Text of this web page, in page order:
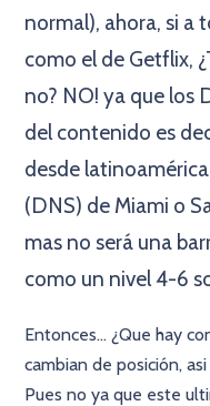
normal), ahora, si a
como el de Getflix,
no? NO! ya que los
del contenido es
desde
(DNS) de Miami o
mas no será una
como un nivel 4-6
Entonces... ¿Que hay
cambian de posición,
Pues no ya que este